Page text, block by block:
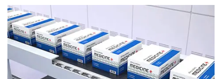
Glossaire
Consulter le catalogue